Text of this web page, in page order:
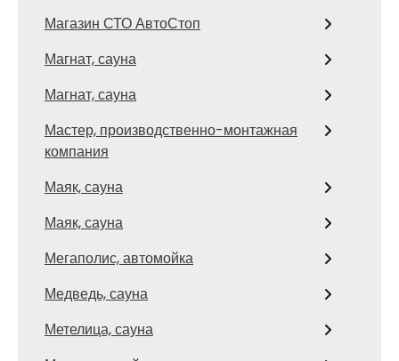
Магазин СТО АвтоСтоп
Магнат, сауна
Магнат, сауна
Мастер, производственно-монтажная
компания
Маяк, сауна
Маяк, сауна
Мегаполис, автомойка
Медведь, сауна
Метелица, сауна